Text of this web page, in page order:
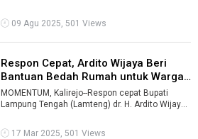
09 Agu 2025, 501 Views
Respon Cepat, Ardito Wijaya Beri
Bantuan Bedah Rumah untuk Warga
...
MOMENTUM, Kalirejo--Respon cepat Bupati
Lampung Tengah (Lamteng) dr. H. Ardito Wijaya,
17 Mar 2025, 501 Views